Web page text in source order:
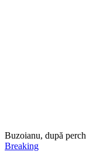
Buzoianu, după
Breaking